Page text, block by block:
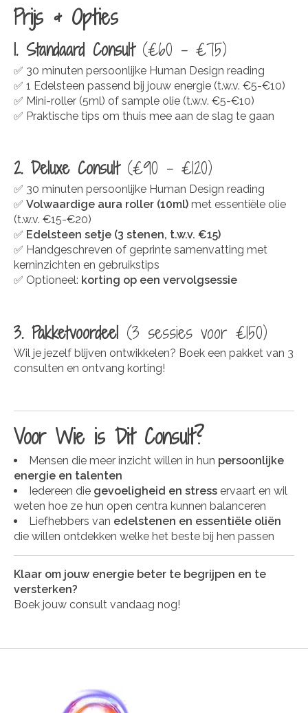
Prijs & Opties
1. Standaard Consult(€60 - €75)
✅ 30 minuten persoonlijke Human Design reading
✅ 1 Edelsteen passend bij jouw energie (t.w.v. €5-€10)
✅ Mini-roller (5ml) of sample olie (t.w.v. €5-€10)
✅ Praktische tips om thuis mee aan de slag te gaan
2. Deluxe Consult(€90 - €120)
✅ 30 minuten persoonlijke Human Design reading
✅ Volwaardige aura roller (10ml) met essentiële olie
(t.w.v. €15-€20)
✅ Edelsteen setje (3 stenen, t.w.v. €15)
✅ Handgeschreven of geprinte samenvatting met
kerninzichten en gebruikstips
✅ Optioneel: korting op een vervolgsessie
3. Pakketvoordeel (3 sessies voor €150)
Wil je jezelf blijven ontwikkelen? Boek een pakket van 3
consulten en ontvang korting!
Voor Wie is Dit Consult?
Mensen die meer inzicht willen in hun persoonlijke
energie en talenten
Iedereen die gevoeligheid en stress ervaart en wil
weten hoe ze hun open centra kunnen balanceren
Liefhebbers van edelstenen en essentiële oliën
die willen ontdekken welke het beste bij hen passen
Klaar om jouw energie beter te begrijpen en te
versterken?
Boek jouw consult vandaag nog!